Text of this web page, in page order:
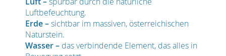
Luftbefeuchtung.
Erde –sichtbar im massiven, österreichischen
Naturstein.
Wasser – das verbindende Element, das alles in